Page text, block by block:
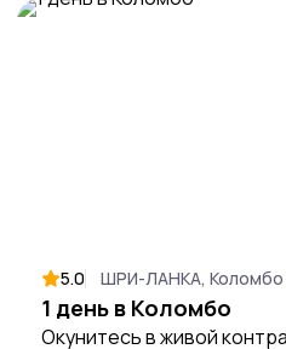
5.0 ШРИ-ЛАНКА, Коломбо
1 день в Коломбо
Окунитесь в живой